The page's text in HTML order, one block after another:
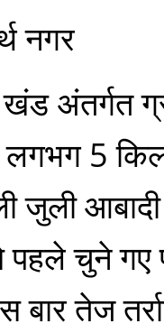
नगर
अंतर्गत
5
जुली
पहले चुने गए
बार तेज